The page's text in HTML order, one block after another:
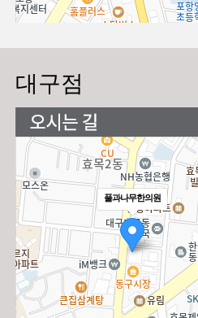
대구점
풀과나무한의원